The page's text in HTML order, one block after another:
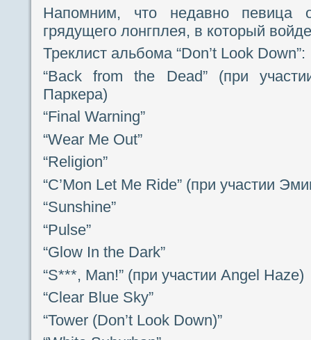
Напомним, что недавно певица
грядущего лонгплея, в который
Треклист альбома “Don’t Look Down”:
“Back from the Dead” (при
Паркера)
“Final Warning”
“Wear Me Out”
“Religion”
“C’Mon Let Me Ride” (при участии
“Sunshine”
“Pulse”
“Glow In the Dark”
“S***, Man!” (при участии Angel Haze)
“Clear Blue Sky”
“Tower (Don’t Look Down)”